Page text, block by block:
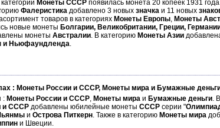
категории Монеты СССР появилась монета 20 копеек 1931
Фалеристика добавлено 3 новых значка и 11 новых
товаров в категориях Монеты Европы, Монеты
новые монеты Болгарии, Великобритании, Греции,
монеты Австралии. В категорию Монеты Азии
и Ньюфаундленда.
: Монеты России и СССР, Монеты мира и Бумажные
: Монеты России и СССР, Монеты мира и Бумажные деньги.
и СССР добавлены юбилейные монеты СССР серии "
и Острова Питкерн. Также в категорию Монеты мира
и Швеции.